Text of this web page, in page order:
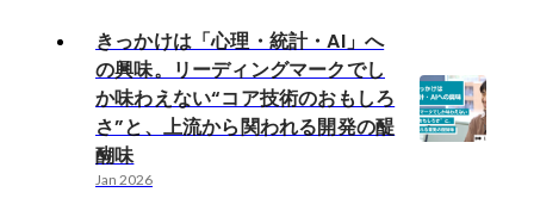
きっかけは「心理・統計・AI」へ
の興味。リーディングマークでし
か味わえない“コア技術のおもしろ
さ”と、上流から関われる開発の醍
醐味
Jan 2026